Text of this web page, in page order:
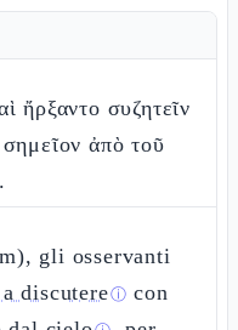
ἤρξαντο συζητεῖν
ἀπὸ τοῦ
gli osservanti
discutereⓘ con